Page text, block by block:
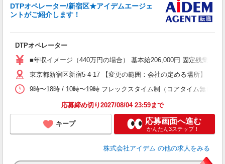
DTPオペレーター/新宿区★アイデムエージェ
ントがご紹介します！
DTPオペレーター
■年収イメージ（440万円の場合） 基本給206,000円 固定残業
東京都新宿区新宿5-4-17 【変更の範囲：会社の定める場所】
9時〜18時 / 10時〜19時 フレックスタイム制（コアタイム無し）
応募締め切り2027/08/04 23:59まで
キープ 応募画面へ進む
かんたん3ステップ！
株式会社アイデム の他の求人をみる